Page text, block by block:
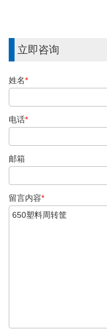
立即咨询
姓名*
电话*
邮箱
留言内容*